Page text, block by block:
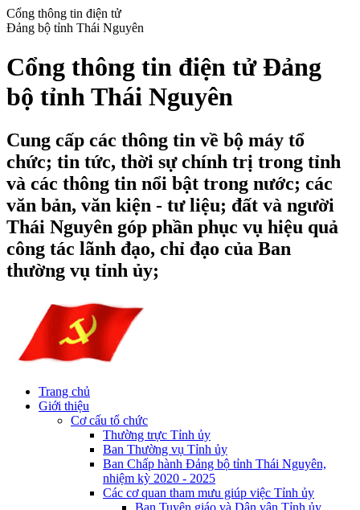
Cổng thông tin điện tử
Đảng bộ tỉnh Thái Nguyên
Cổng thông tin điện tử Đảng
bộ tỉnh Thái Nguyên
Cung cấp các thông tin về bộ máy tổ
chức; tin tức, thời sự chính trị trong tỉnh
và các thông tin nổi bật trong nước; các
văn bản, văn kiện - tư liệu; đất và người
Thái Nguyên góp phần phục vụ hiệu quả
công tác lãnh đạo, chỉ đạo của Ban
thường vụ tỉnh ủy;
Trang chủ
Giới thiệu
Cơ cấu tổ chức
Thường trực Tỉnh ủy
Ban Thường vụ Tỉnh ủy
Ban Chấp hành Đảng bộ tỉnh Thái Nguyên,
nhiệm kỳ 2020 - 2025
Các cơ quan tham mưu giúp việc Tỉnh ủy
Ban Tuyên giáo và Dân vận Tỉnh ủy